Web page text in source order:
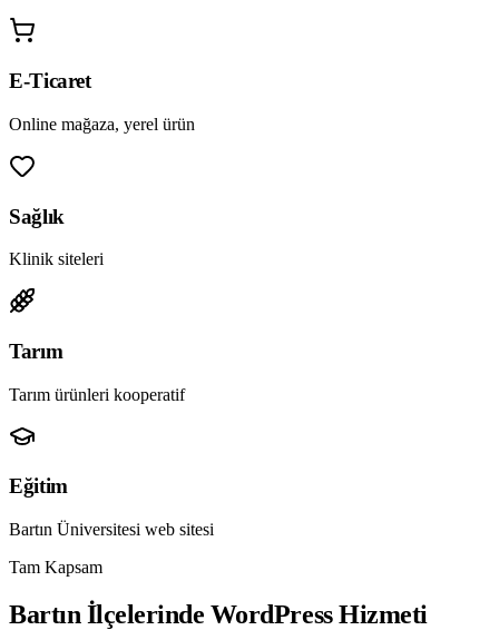
E-Ticaret
Online mağaza, yerel ürün
Sağlık
Klinik siteleri
Tarım
Tarım ürünleri kooperatif
Eğitim
Bartın Üniversitesi web sitesi
Tam Kapsam
Bartın İlçelerinde WordPress Hizmeti